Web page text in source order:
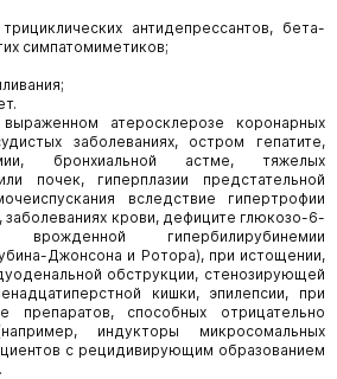
антидепрессантов, бета-
симпатомиметиков;
атеросклерозе коронарных
заболеваниях, остром гепатите,
бронхиальной астме, тяжелых
почек, гиперплазии предстательной
вследствие гипертрофии
крови, дефиците глюкозо-6-
врожденной гипербилирубинемии
Джонсона и Ротора), при истощении,
обструкции, стенозирующей
кишки, эпилепсии, при
препаратов, способных отрицательно
индукторы микросомальных
с рецидивирующим образованием